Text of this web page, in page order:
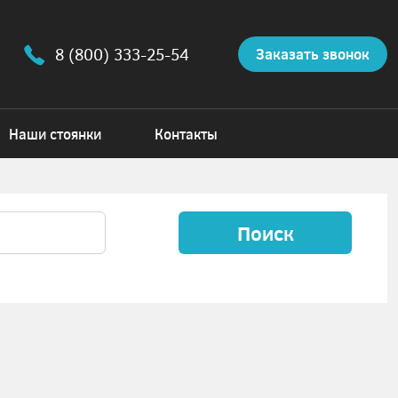
8 (800) 333-25-54 Заказать звонок
Наши стоянки Контакты
Поиск